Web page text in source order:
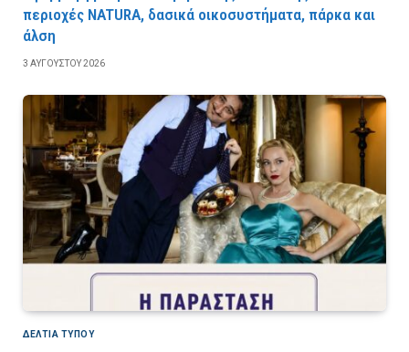
περιοχές NATURA, δασικά οικοσυστήματα, πάρκα και
άλση
3 ΑΥΓΟΎΣΤΟΥ 2026
ΔΕΛΤΙΑ ΤΥΠΟΥ